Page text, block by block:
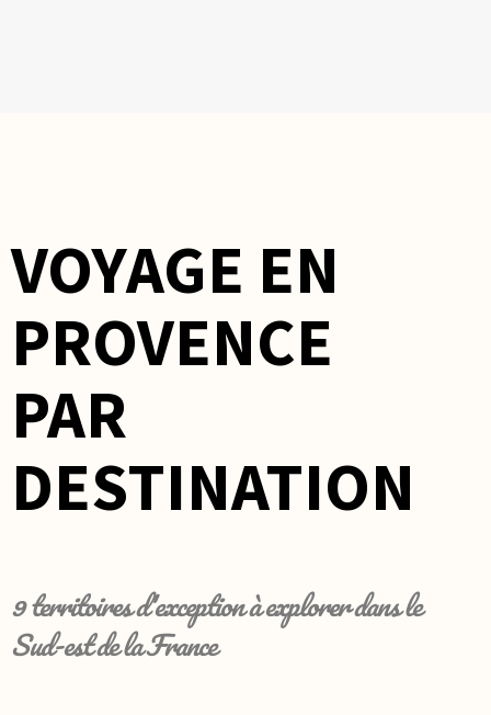
VOYAGE EN
PROVENCE
PAR
DESTINATION
9 territoires d'exception à explorer dans le
Sud-est de la France